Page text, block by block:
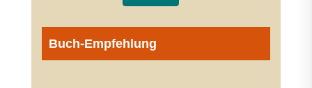
Buch-Empfehlung